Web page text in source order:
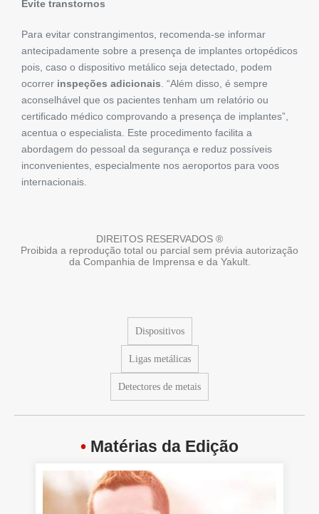
Evite transtornos
Para evitar constrangimentos, recomenda-se informar
antecipadamente sobre a presença de implantes ortopédicos
pois, caso o dispositivo metálico seja detectado, podem
ocorrer inspeções adicionais. “Além disso, é sempre
aconselhável que os pacientes tenham um relatório ou
certificado médico comprovando a presença de implantes”,
acentua o especialista. Este procedimento facilita a
abordagem do pessoal da segurança e reduz possíveis
inconvenientes, especialmente nos aeroportos para voos
internacionais.
DIREITOS RESERVADOS ®
Proibida a reprodução total ou parcial sem prévia autorização
da Companhia de Imprensa e da Yakult.
Dispositivos
Ligas metálicas
Detectores de metais
• Matérias da Edição